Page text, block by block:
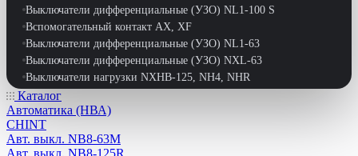
Выключатели дифференциальные (УЗО) NL1-100 S
Вспомогательный контакт АХ, XF
Выключатели дифференциальные (УЗО) NL1-63
Выключатели дифференциальные (УЗО) NXL-63
Выключатели нагрузки NXHB-125, NH4, NHR
Выключатели путевые
Выключатели-разъединители NH40
Выключатели-разъединители реверс. NF2-63
Выключатели-разъдинители NH1
Каталог
Автоматика (НВА)
CHINT
Авт. выкл. NB8-63M
Авт. выкл. NB8-125R